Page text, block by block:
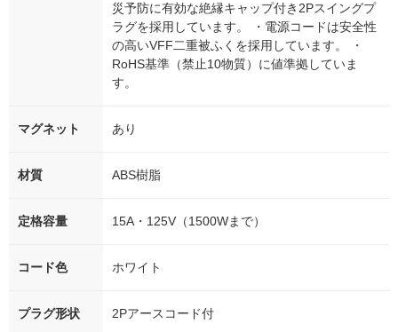
災予防に有効な絶縁キャップ付き2Pスイングプ
ラグを採用しています。 ・電源コードは安全性
の高いVFF二重被ふくを採用しています。 ・
RoHS基準（禁止10物質）に値準拠していま
す。
マグネット あり
材質 ABS樹脂
定格容量 15A・125V（1500Wまで）
コード色 ホワイト
プラグ形状 2Pアースコード付